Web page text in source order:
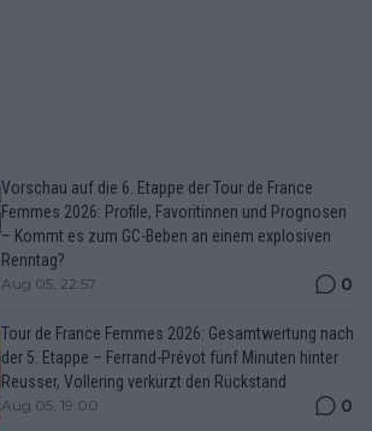
Vorschau auf die 6. Etappe der Tour de France
Femmes 2026: Profile, Favoritinnen und Prognosen
– Kommt es zum GC-Beben an einem explosiven
Renntag?
Aug 05, 22:57 0
Tour de France Femmes 2026: Gesamtwertung nach
der 5. Etappe – Ferrand-Prévot fünf Minuten hinter
Reusser, Vollering verkürzt den Rückstand
Aug 05, 19:00 0